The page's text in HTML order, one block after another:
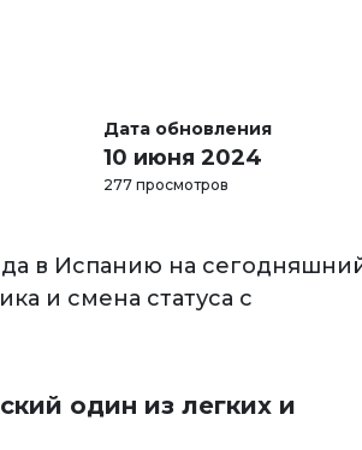
Дата обновления
10 июня 2024
277 просмотров
в Испанию на
и смена статуса с
один из легких и